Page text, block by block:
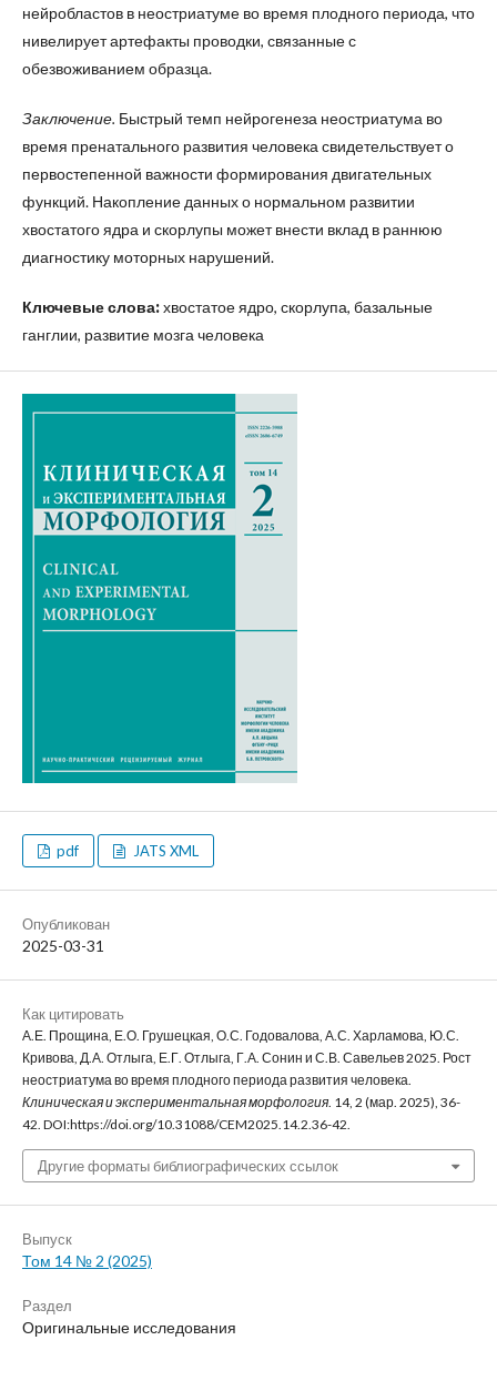
нейробластов в неостриатуме во время плодного периода, что
нивелирует артефакты проводки, связанные с
обезвоживанием образца.
Заключение. Быстрый темп нейрогенеза неостриатума во
время пренатального развития человека свидетельствует о
первостепенной важности формирования двигательных
функций. Накопление данных о нормальном развитии
хвостатого ядра и скорлупы может внести вклад в раннюю
диагнос­тику моторных нарушений.
Ключевые слова:хвостатое ядро, скорлупа, базальные
ганглии, развитие мозга человека
pdf JATS XML
Опубликован
2025-03-31
Как цитировать
А.Е. Прощина, Е.О. Грушецкая, О.С. Годовалова, А.С. Харламова, Ю.С.
Кривова, Д.А. Отлыга, Е.Г. Отлыга, Г.А. Сонин и С.В. Савельев 2025. Рост
неостриатума во время плодного периода развития человека.
Клиническая и экспериментальная морфология . 14, 2 (мар. 2025), 36-
42. DOI:https://doi.org/10.31088/CEM2025.14.2.36-42.
Другие форматы библиографических ссылок
Выпуск
Том 14 № 2 (2025)
Раздел
Оригинальные исследования